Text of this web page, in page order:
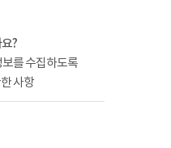
?
보를 수집하도록
사항